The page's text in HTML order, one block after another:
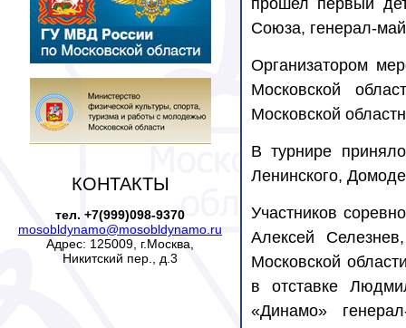
КОНТАКТЫ
тел. +7(999)098-9370
mosobldynamo@mosobldynamo.ru
Адрес: 125009, г.Москва,
Никитский пер., д.3
прошел первый
Союза, генерал-
Организатором
Московской
Московской
В турнире
Ленинского,
Участников
Алексей
Московской
в отставке
«Динамо»